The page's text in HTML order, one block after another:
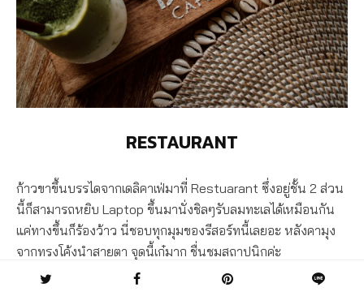
RESTAURANT
ก้าวขาขึ้นบรรไดจากเดลิคาเฟ่มาที่ Restuarant ซึ่งอยู่ชั้น 2 ส่วน
นี้ก็สามารถหยิบ Laptop ขึ้นมานั่งชิลๆรับลมทะเลได้เหมือนกัน
แค่ทางขึ้นก็ร้องว้าว นี่ชอบทุกมุมของรีสอร์ทนี้เลยอะ หลังคามุง
จากทรงโค้งนำสายตา จุดนี้เก๋มาก ชื่นชมสถาปนิกค่ะ